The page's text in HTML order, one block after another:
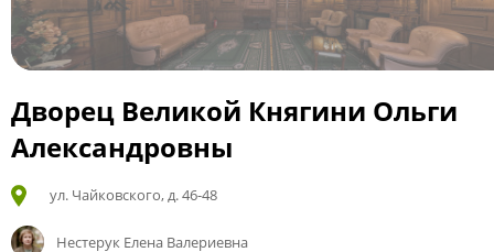
Дворец Великой Княгини Ольги
Александровны
ул. Чайковского, д. 46-48
Нестерук Елена Валериевна